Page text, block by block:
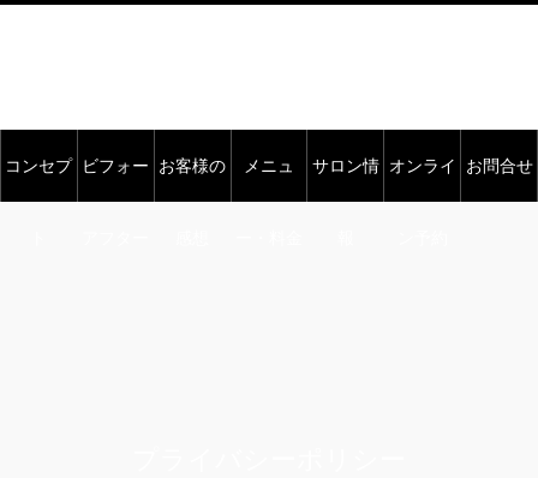
コンセプ ビフォー お客様の メニュ サロン情 オンライ お問合せ